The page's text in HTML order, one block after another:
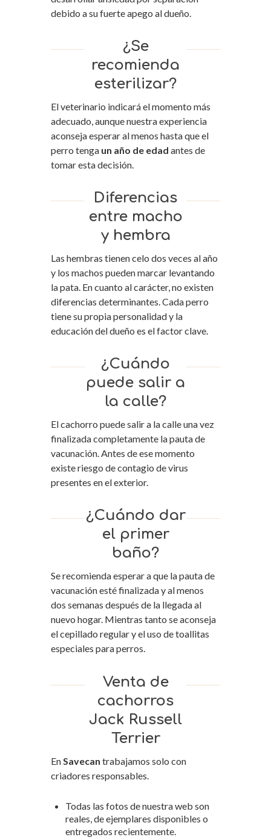
debido a su fuerte apego al dueño.
¿Se
recomienda
esterilizar?
El veterinario indicará el momento más
adecuado, aunque nuestra experiencia
aconseja esperar al menos hasta que el
perro tenga un año de edad antes de
tomar esta decisión.
Diferencias
entre macho
y hembra
Las hembras tienen celo dos veces al año
y los machos pueden marcar levantando
la pata. En cuanto al carácter, no existen
diferencias determinantes. Cada perro
tiene su propia personalidad y la
educación del dueño es el factor clave.
¿Cuándo
puede salir a
la calle?
El cachorro puede salir a la calle una vez
finalizada completamente la pauta de
vacunación. Antes de ese momento
existe riesgo de contagio de virus
presentes en el exterior.
¿Cuándo dar
el primer
baño?
Se recomienda esperar a que la pauta de
vacunación esté finalizada y al menos
dos semanas después de la llegada al
nuevo hogar. Mientras tanto se aconseja
el cepillado regular y el uso de toallitas
especiales para perros.
Venta de
cachorros
Jack Russell
Terrier
En Savecan trabajamos solo con
criadores responsables.
Todas las fotos de nuestra web son
reales, de ejemplares disponibles o
entregados recientemente.